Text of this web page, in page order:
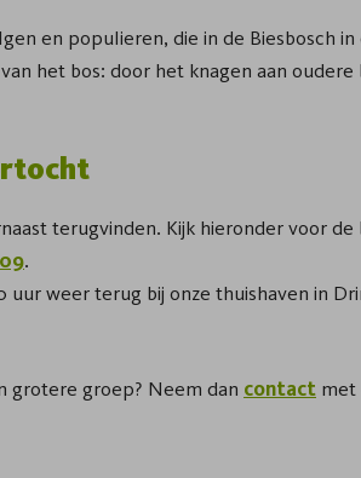
en populieren, die in de Biesbosch
het bos: door het knagen aan oudere
terugvinden. Kijk hieronder voor de
.
weer terug bij onze thuishaven in
grotere groep? Neem dan contact met